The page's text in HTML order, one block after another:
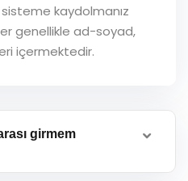
kaydolmanız
genellikle ad-soyad,
içermektedir.
girmem